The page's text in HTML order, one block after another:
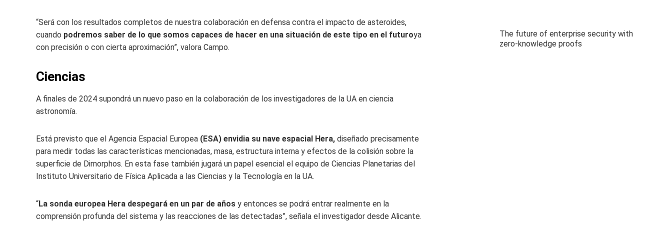
“Será con los resultados completos de nuestra colaboración en defensa contra el impacto de asteroides,
cuando podremos saber de lo que somos capaces de hacer en una situación de este tipo en el futuroya
con precisión o con cierta aproximación”, valora Campo.
Ciencias
A finales de 2024 supondrá un nuevo paso en la colaboración de los investigadores de la UA en ciencia
astronomía.
Está previsto que el Agencia Espacial Europea (ESA) envidia su nave espacial Hera, diseñado precisamente
para medir todas las características mencionadas, masa, estructura interna y efectos de la colisión sobre la
superficie de Dimorphos. En esta fase también jugará un papel esencial el equipo de Ciencias Planetarias del
Instituto Universitario de Física Aplicada a las Ciencias y la Tecnología en la UA.
“La sonda europea Hera despegará en un par de años y entonces se podrá entrar realmente en la
comprensión profunda del sistema y las reacciones de las detectadas”, señala el investigador desde Alicante.
The future of enterprise security with
zero-knowledge proofs